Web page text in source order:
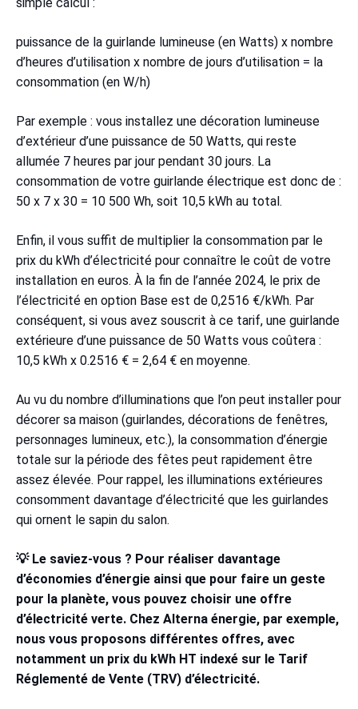
simple calcul :
puissance de la guirlande lumineuse (en Watts) x nombre
d’heures d’utilisation x nombre de jours d’utilisation = la
consommation (en W/h)
Par exemple : vous installez une décoration lumineuse
d’extérieur d’une puissance de 50 Watts, qui reste
allumée 7 heures par jour pendant 30 jours. La
consommation de votre guirlande électrique est donc de :
50 x 7 x 30 = 10 500 Wh, soit 10,5 kWh au total.
Enfin, il vous suffit de multiplier la consommation par le
prix du kWh d’électricité pour connaître le coût de votre
installation en euros. À la fin de l’année 2024, le prix de
l’électricité en option Base est de 0,2516 €/kWh. Par
conséquent, si vous avez souscrit à ce tarif, une guirlande
extérieure d’une puissance de 50 Watts vous coûtera :
10,5 kWh x 0.2516 € = 2,64 € en moyenne.
Au vu du nombre d’illuminations que l’on peut installer pour
décorer sa maison (guirlandes, décorations de fenêtres,
personnages lumineux, etc.), la consommation d’énergie
totale sur la période des fêtes peut rapidement être
assez élevée. Pour rappel, les illuminations extérieures
consomment davantage d’électricité que les guirlandes
qui ornent le sapin du salon.
💡 Le saviez-vous ? Pour réaliser davantage
d’économies d’énergie ainsi que pour faire un geste
pour la planète, vous pouvez choisir une offre
d’électricité verte. Chez Alterna énergie, par exemple,
nous vous proposons différentes offres, avec
notamment un prix du kWh HT indexé sur le Tarif
Réglementé de Vente (TRV) d’électricité.